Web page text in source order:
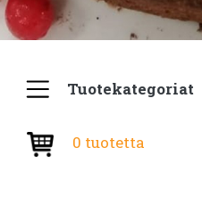
Tuotekategoriat
0 tuotetta